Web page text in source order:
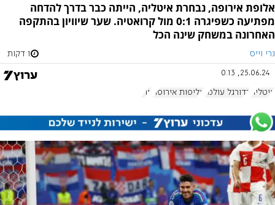
אלופת אירופה, נבחרת איטליה, הייתה כבר בדרך להדחה
מפתיעה כשפיגרה 0:1 מול קרואטיה. שער שיוויון בהתקפה
האחרונה במשחק שינה הכל
נרי וייס 1 דקות
25.06.24, 0:13
איטליה כדורגל עולמי אליפות אירופה יורו